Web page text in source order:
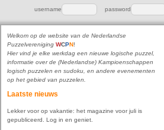
username password
Welkom op de website van de Nederlandse
Puzzelvereniging WCPN!
Hier vind je elke werkdag een nieuwe logische puzzel,
informatie over de (Nederlandse) Kampioenschappen
logisch puzzelen en sudoku, en andere evenementen
op het gebied van puzzelen.
Laatste nieuws
Lekker voor op vakantie: het magazine voor juli is
gepubliceerd. Log in en geniet.